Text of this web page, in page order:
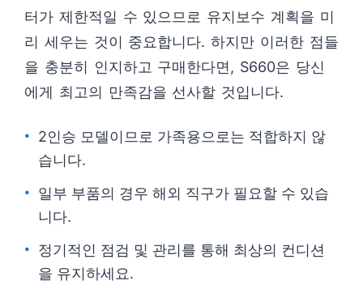
터가 제한적일 수 있으므로 유지보수 계획을 미
리 세우는 것이 중요합니다. 하지만 이러한 점들
을 충분히 인지하고 구매한다면, S660은 당신
에게 최고의 만족감을 선사할 것입니다.
2인승 모델이므로 가족용으로는 적합하지 않
습니다.
일부 부품의 경우 해외 직구가 필요할 수 있습
니다.
정기적인 점검 및 관리를 통해 최상의 컨디션
을 유지하세요.